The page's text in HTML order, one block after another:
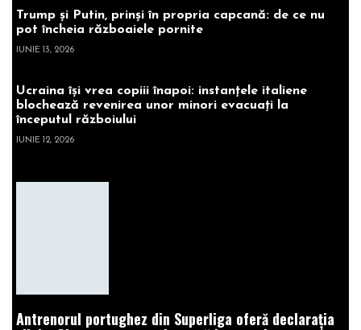
Trump și Putin, prinși în propria capcană: de ce nu
pot încheia războaiele pornite
IUNIE 13, 2026
Ucraina își vrea copiii înapoi: instanțele italiene
blochează revenirea unor minori evacuați la
începutul războiului
IUNIE 12, 2026
Antrenorul portughez din Superliga oferă declarația